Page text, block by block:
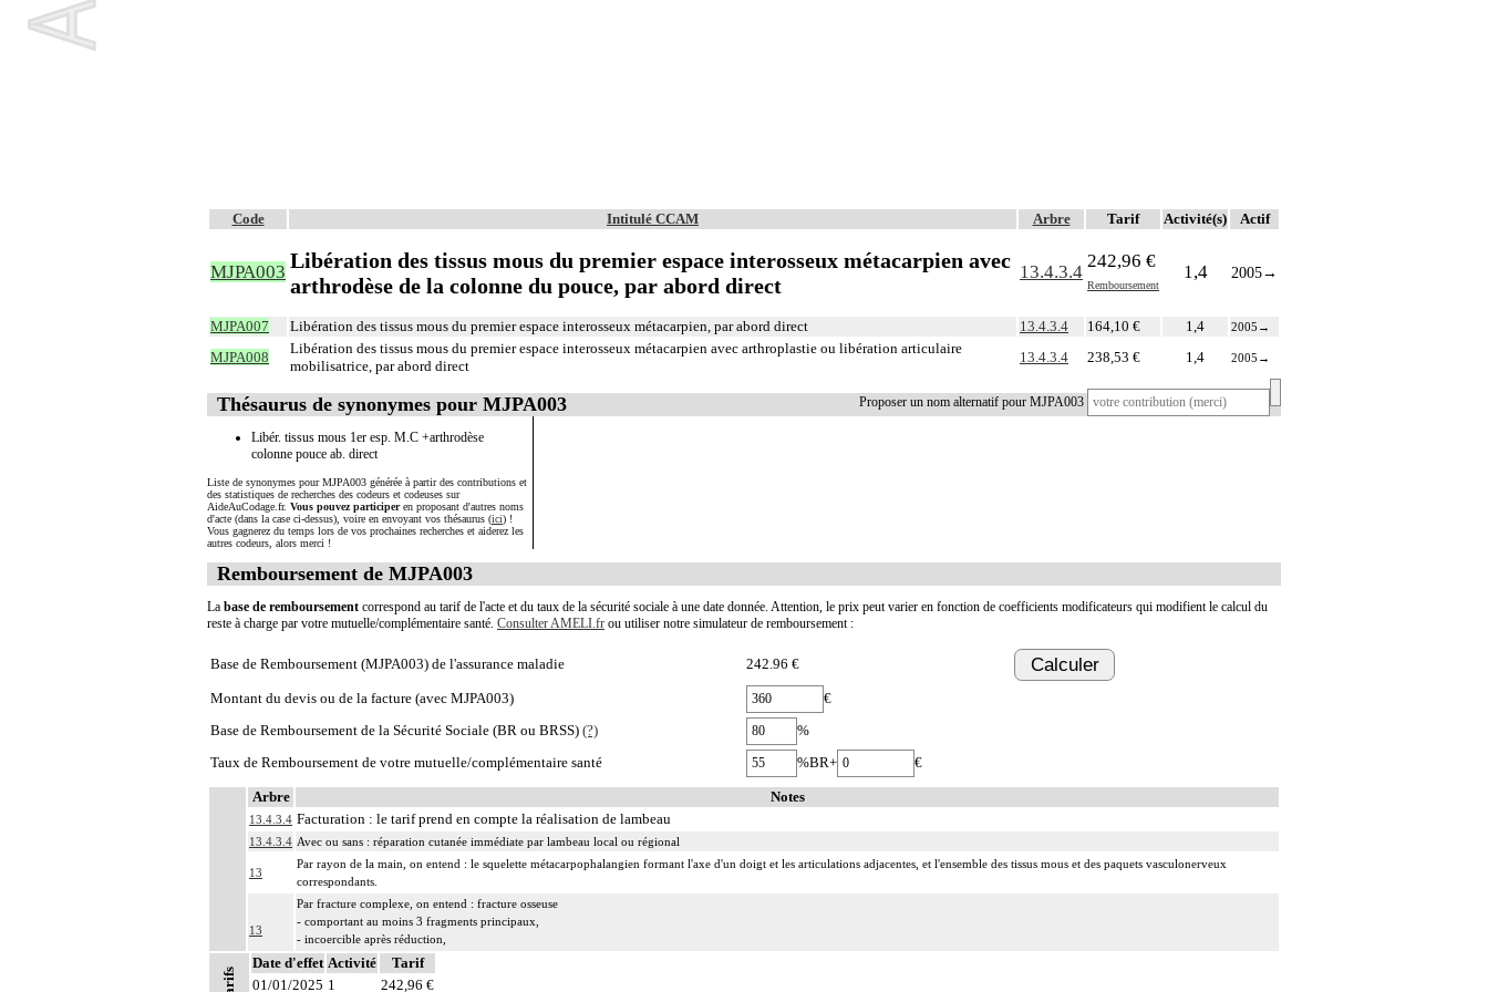
Code Intitulé CCAM Arbre Tarif Activité(s) Actif
MJPA003 Libération des tissus mous du premier espace interosseux métacarpien avec
arthrodèse de la colonne du pouce, par abord direct
13.4.3.4
242,96 €
Remboursement
1,4 2005→
MJPA007 Libération des tissus mous du premier espace interosseux métacarpien, par abord direct 13.4.3.4 164,10 € 1,4 2005 →
MJPA008
Libération des tissus mous du premier espace interosseux métacarpien avec arthroplastie ou libération articulaire
mobilisatrice, par abord direct
13.4.3.4 238,53 € 1,4 2005 →
Proposer un nom alternatif pour MJPA003
Thésaurus de synonymes pour MJPA003
Libér. tissus mous 1er esp. M.C +arthrodèse
colonne pouce ab. direct
Liste de synonymes pour MJPA003 générée à partir des contributions et
des statistiques de recherches des codeurs et codeuses sur
AideAuCodage.fr. Vous pouvez participeren proposant d'autres noms
d'acte (dans la case ci-dessus), voire en envoyant vos thésaurus (ici) !
Vous gagnerez du temps lors de vos prochaines recherches et aiderez les
autres codeurs, alors merci !
Remboursement de MJPA003
La base de remboursement correspond au tarif de l'acte et du taux de la sécurité sociale à une date donnée. Attention, le prix peut varier en fonction de coefficients modificateurs qui modifient le calcul du
reste à charge par votre mutuelle/complémentaire santé. Consulter AMELI.fr ou utiliser notre simulateur de remboursement :
Base de Remboursement (MJPA003) de l'assurance maladie 242.96 € Calculer
Montant du devis ou de la facture (avec MJPA003)
€
Base de Remboursement de la Sécurité Sociale (BR ou BRSS) (?)
%
Taux de Remboursement de votre mutuelle/complémentaire santé
%BR+ €
Arbre Notes
13.4.3.4 Facturation : le tarif prend en compte la réalisation de lambeau
13.4.3.4 Avec ou sans : réparation cutanée immédiate par lambeau local ou régional
13
Par rayon de la main, on entend : le squelette métacarpophalangien formant l'axe d'un doigt et les articulations adjacentes, et l'ensemble des tissus mous et des paquets vasculonerveux
correspondants.
13
Par fracture complexe, on entend : fracture osseuse
- comportant au moins 3 fragments principaux,
- incoercible après réduction,
- avec enfoncement ostéochondral nécessitant un geste de relèvement.
Par nettoyage d'une articulation [debridement], on entend :
Date d'effet Activité
Tarif
01/01/2025 1
242,96 €